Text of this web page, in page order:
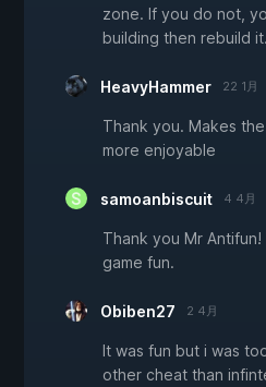
zone. If you do not,
building then rebuild it.
HeavyHammer 22 1月
Thank you. Makes
more enjoyable
samoanbiscuit 4 4月
Thank you Mr
game fun.
Obiben27 2 4月
It was fun but i was
other cheat than